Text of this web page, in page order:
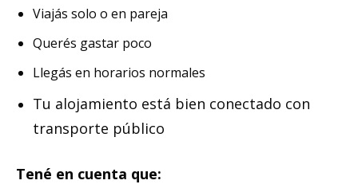
Viajás solo o en pareja
Querés gastar poco
Llegás en horarios normales
Tu alojamiento está bien conectado con
transporte público
Tené en cuenta que: